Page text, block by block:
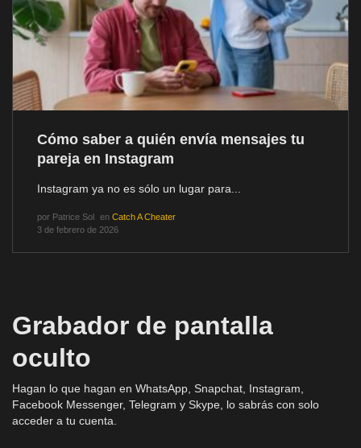
Cómo saber a quién envía mensajes tu
pareja en Instagram
Instagram ya no es sólo un lugar para...
por Patrice Sol en Catch A Cheater
3 de febrero de 2026
Grabador de pantalla
oculto
Hagan lo que hagan en WhatsApp, Snapchat, Instagram,
Facebook Messenger, Telegram y Skype, lo sabrás con solo
acceder a tu cuenta.